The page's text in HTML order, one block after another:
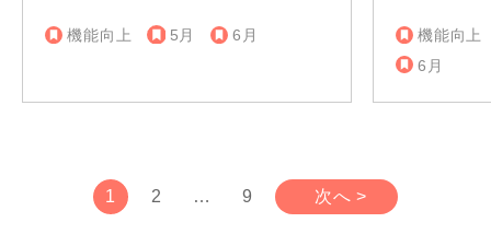
機能向上 5月 6月
機能向上
6月
1 2 … 9 次へ >